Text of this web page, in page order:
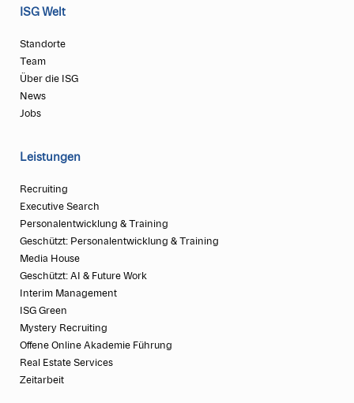
ISG Welt
Standorte
Team
Über die ISG
News
Jobs
Leistungen
Recruiting
Executive Search
Personalentwicklung & Training
Geschützt: Personalentwicklung & Training
Media House
Geschützt: AI & Future Work
Interim Management
ISG Green
Mystery Recruiting
Offene Online Akademie Führung
Real Estate Services
Zeitarbeit